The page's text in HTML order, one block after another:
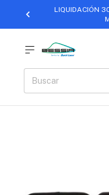
LIQUIDACIÓN